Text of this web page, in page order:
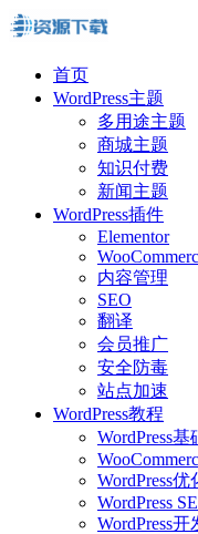
首页
WordPress主题
多用途主题
商城主题
知识付费
新闻主题
WordPress插件
Elementor
内容管理
SEO
翻译
会员推广
安全防毒
站点加速
WordPress教程
WordPress基
WordPress优
WordPress
WordPress开